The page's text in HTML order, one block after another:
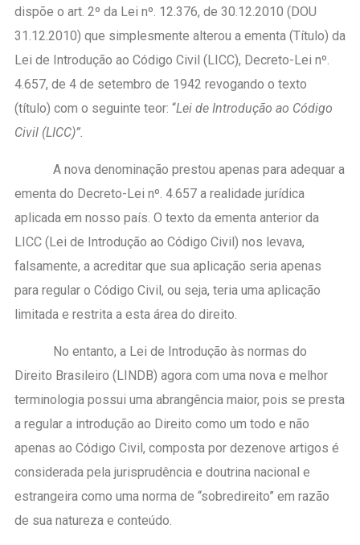
dispõe o art. 2º da Lei nº. 12.376, de 30.12.2010 (DOU
31.12.2010) que simplesmente alterou a ementa (Título) da
Lei de Introdução ao Código Civil (LICC), Decreto-Lei nº.
4.657, de 4 de setembro de 1942 revogando o texto
(título) com o seguinte teor: “Lei de Introdução ao Código
Civil (LICC)”.
A nova denominação prestou apenas para adequar a
ementa do Decreto-Lei nº. 4.657 a realidade jurídica
aplicada em nosso país. O texto da ementa anterior da
LICC (Lei de Introdução ao Código Civil) nos levava,
falsamente, a acreditar que sua aplicação seria apenas
para regular o Código Civil, ou seja, teria uma aplicação
limitada e restrita a esta área do direito.
No entanto, a Lei de Introdução às normas do
Direito Brasileiro (LINDB) agora com uma nova e melhor
terminologia possui uma abrangência maior, pois se presta
a regular a introdução ao Direito como um todo e não
apenas ao Código Civil, composta por dezenove artigos é
considerada pela jurisprudência e doutrina nacional e
estrangeira como uma norma de “sobredireito” em razão
de sua natureza e conteúdo.